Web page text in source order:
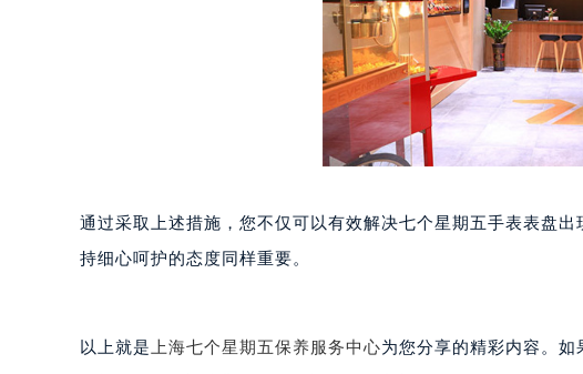
贵阳市南明区都司高架桥路33号亨特国际金融
昆明市盘龙区北京路928号同德昆明广场写字
石家庄市长安区中山东路39号勒泰中心写字楼B
西安市碑林区南关正街88号华侨城长安国际中
海口市龙华区金贸东路5号海口华润大厦B座17
唐山市路南区新华东道100号万达广场写字楼A
内蒙古自治区呼和浩特市玉泉区大学西街70号
甘肃省兰州市七里河区西津西路16号兰州中心
黑龙江省鹤岗市向阳区红军路七个星期五售后
通过采取上述措施，您不仅可以有效解决七个星期五手表表盘
持细心呵护的态度同样重要。
以上就是 上海七个星期五保养服务中心为您分享的精彩内容。